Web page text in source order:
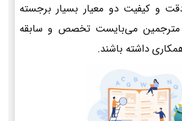
و کیفیت دو معیار بسیار برجسته
می‌بایست تخصص و سابقه
داشته باشند.